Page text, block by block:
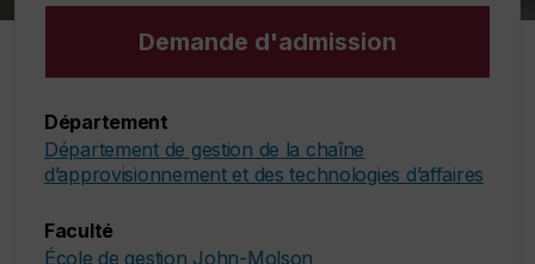
Demande d'admission
Département
Département de gestion de la chaîne
d’approvisionnement et des technologies d’affaires
Faculté
École de gestion John-Molson